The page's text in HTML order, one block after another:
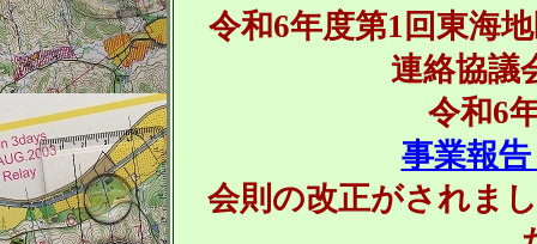
令和6年度第1回東海
連絡協議
令和6
事業報
会則の改正がされま